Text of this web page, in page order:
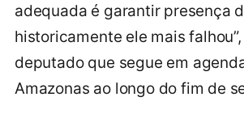
adequada é garantir presença
historicamente ele mais
deputado que segue em
Amazonas ao longo do fim de